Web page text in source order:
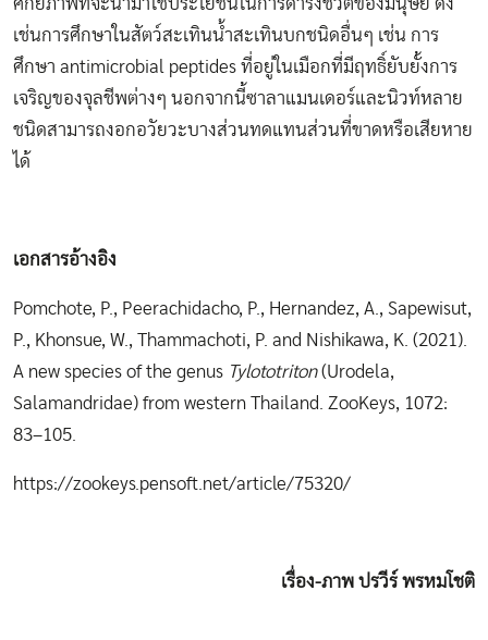
ศักยภาพที่จะนำมาใช้ประโยชน์ในการดำรงชีวิตของมนุษย์ ดัง
เช่นการศึกษาในสัตว์สะเทินน้ำสะเทินบกชนิดอื่นๆ เช่น การ
ศึกษา antimicrobial peptides ที่อยู่ในเมือกที่มีฤทธิ์ยับยั้งการ
เจริญของจุลชีพต่างๆ นอกจากนี้ซาลาแมนเดอร์และนิวท์หลาย
ชนิดสามารถงอกอวัยวะบางส่วนทดแทนส่วนที่ขาดหรือเสียหาย
ได้
เอกสารอ้างอิง
Pomchote, P., Peerachidacho, P., Hernandez, A., Sapewisut,
P., Khonsue, W., Thammachoti, P. and Nishikawa, K. (2021).
A new species of the genus Tylototriton(Urodela,
Salamandridae) from western Thailand. ZooKeys, 1072:
83–105.
https://zookeys.pensoft.net/article/75320/
เรื่อง-ภาพ ปรวีร์ พรหมโชติ